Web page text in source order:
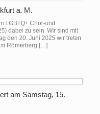
a. M.
LGBTQ+ Chor-und
dabei zu sein. Wir sind mit
den 20. Juni 2025 wir treten
Römerberg […]
am Samstag, 15.